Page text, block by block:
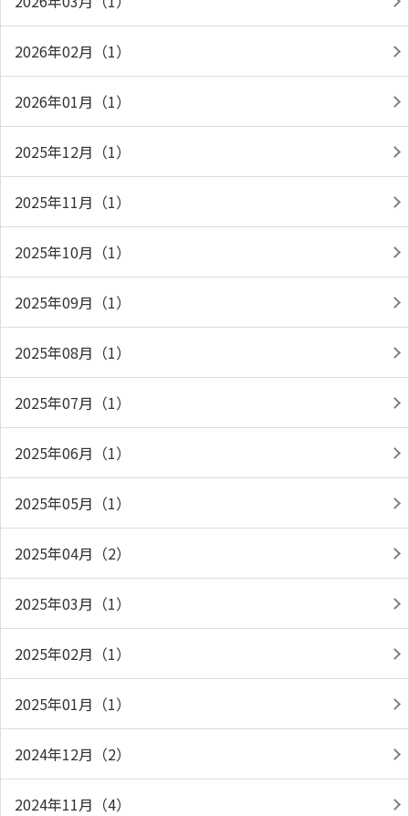
2026年02月（1）
2026年01月（1）
2025年12月（1）
2025年11月（1）
2025年10月（1）
2025年09月（1）
2025年08月（1）
2025年07月（1）
2025年06月（1）
2025年05月（1）
2025年04月（2）
2025年03月（1）
2025年02月（1）
2025年01月（1）
2024年12月（2）
2024年11月（4）